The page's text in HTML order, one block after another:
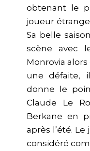
obtenant le
joueur
Sa belle
scène avec
Monrovia
une défaite,
donne le
Claude Le
Berkane en
après l’été.
considéré